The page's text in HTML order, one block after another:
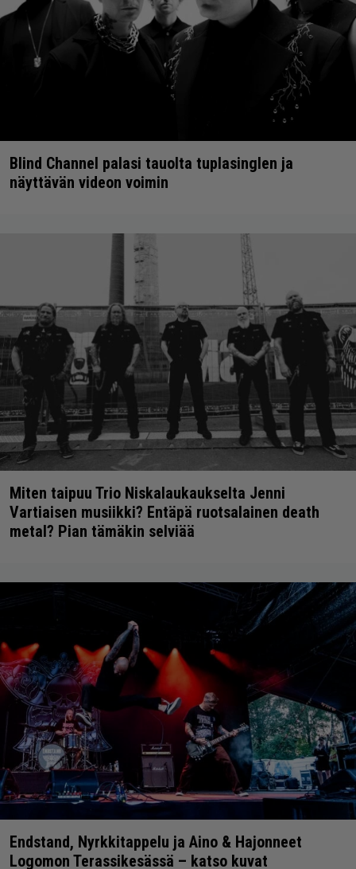
Blind Channel palasi tauolta tuplasinglen ja
näyttävän videon voimin
Miten taipuu Trio Niskalaukaukselta Jenni
Vartiaisen musiikki? Entäpä ruotsalainen death
metal? Pian tämäkin selviää
Endstand, Nyrkkitappelu ja Aino & Hajonneet
Logomon Terassikesässä – katso kuvat